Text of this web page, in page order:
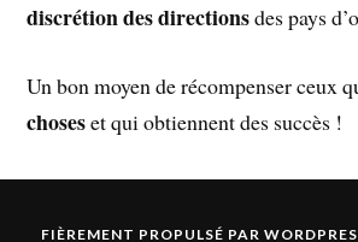
discrétion des directionsdes pays
Un bon moyen de récompenser ceux
choseset qui obtiennent des succès !
FIÈREMENT PROPULSÉ PAR